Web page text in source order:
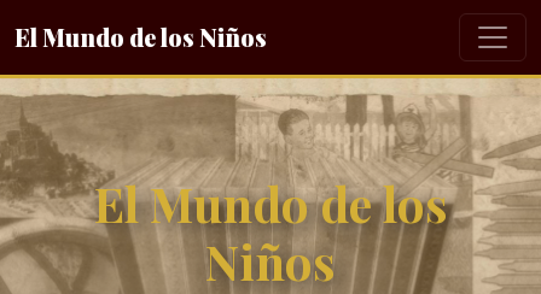
El Mundo de los Niños
El Mundo de los
Niños